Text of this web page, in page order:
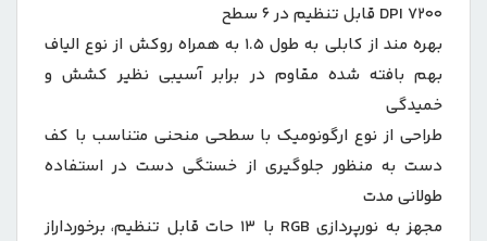
7200 DPI قابل تنظیم در 6 سطح
بهره مند از کابلی به طول 1.5 به همراه روکش از نوع الیاف
بهم بافته شده مقاوم در برابر آسیبی نظیر کشش و
خمیدگی
طراحی از نوع ارگونومیک با سطحی منحنی متناسب با کف
دست به منظور جلوگیری از خستگی دست در استفاده
طولانی مدت
مجهز به نورپردازی RGB با 13 حات قابل تنظیم، برخورداراز